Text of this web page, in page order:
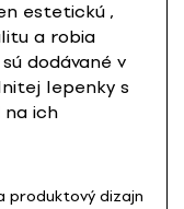
estetickú ,
a robia
dodávané v
lepenky s
na ich
produktový dizajn